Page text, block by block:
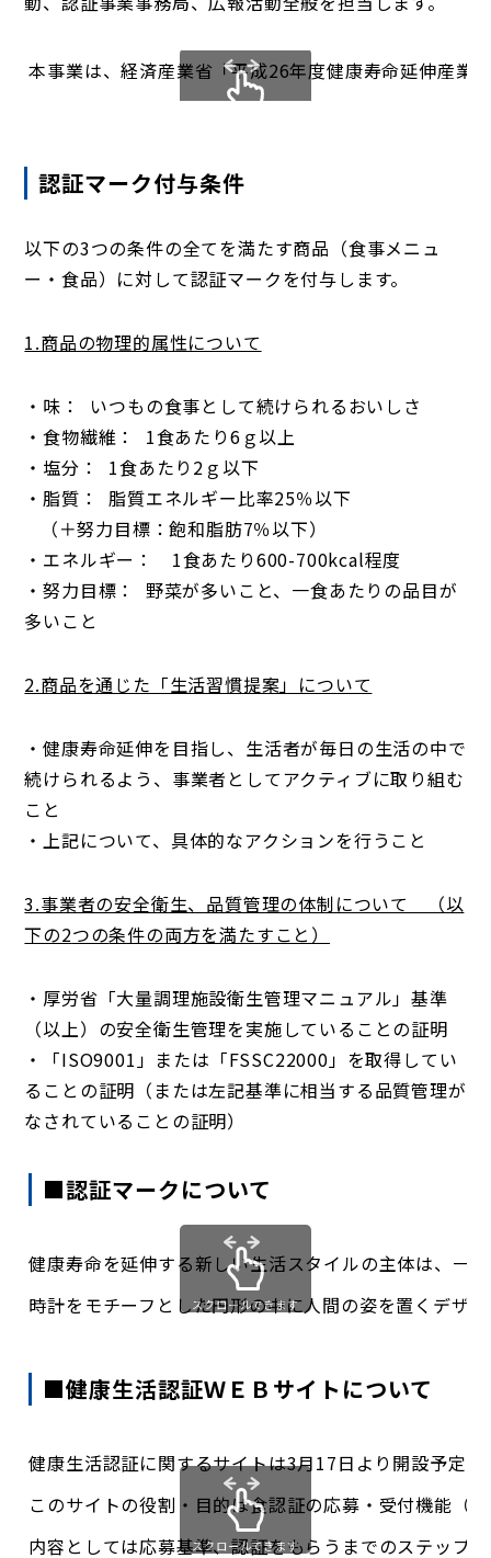
本事業は、経済産業省「平成26年度健康寿命延伸産業
認証マーク付与条件
以下の3つの条件の全てを満たす商品（食事メニュ
ー・食品）に対して認証マークを付与します。
1.商品の物理的属性について
・味： いつもの食事として続けられるおいしさ
・食物繊維： 1食あたり6ｇ以上
・塩分： 1食あたり2ｇ以下
・脂質： 脂質エネルギー比率25％以下
（＋努力目標：飽和脂肪7％以下）
・エネルギー： 1食あたり600-700kcal程度
・努力目標： 野菜が多いこと、一食あたりの品目が
多いこと
2.商品を通じた「生活習慣提案」について
・健康寿命延伸を目指し、生活者が毎日の生活の中で
続けられるよう、事業者としてアクティブに取り組む
こと
・上記について、具体的なアクションを行うこと
3.事業者の安全衛生、品質管理の体制について （以
下の2つの条件の両方を満たすこと）
・厚労省「大量調理施設衛生管理マニュアル」基準
（以上）の安全衛生管理を実施していることの証明
・「ISO9001」または「FSSC22000」を取得してい
ることの証明（または左記基準に相当する品質管理が
なされていることの証明）
■認証マークについて
健康寿命を延伸する新しい生活スタイルの主体は、一
時計をモチーフとした円形の中に人間の姿を置くデザ
スクロールできます
■健康生活認証ＷＥＢサイトについて
健康生活認証に関するサイトは3月17日より開設予定で
このサイトの役割・目的は食認証の応募・受付機能（
内容としては応募基準、認証をもらうまでのステップ
スクロールできます